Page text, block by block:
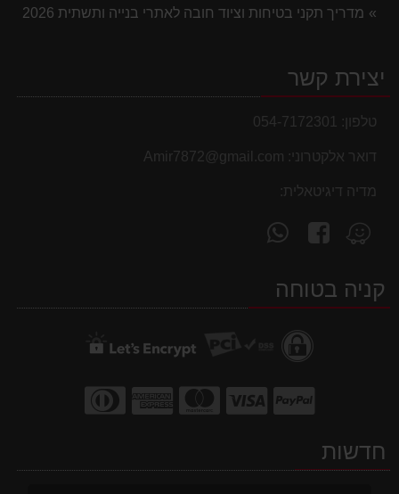
מדריך תקני בטיחות וציוד חובה לאתרי בנייה ותשתית 2026
יצירת קשר
טלפון: 054-7172301
דואר אלקטרוני: Amir7872@gmail.com
מדיה דיגיטאלית:
מצא
אותנו
Waze
עקוב
אחרינו
facebookקניה בטוחה
חדשות